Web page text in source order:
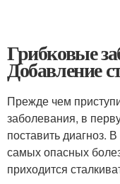
Грибковые
Добавление
Прежде чем
заболевания, в
поставить диагноз.
самых опасных
приходится